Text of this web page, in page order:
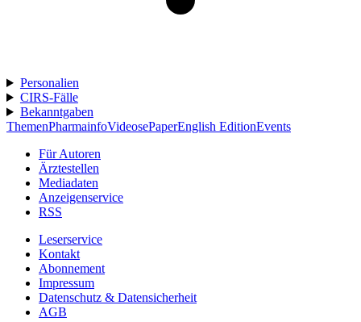
Personalien
CIRS-Fälle
Bekanntgaben
ThemenPharmainfoVideosePaperEnglish EditionEvents
Für Autoren
Ärztestellen
Mediadaten
Anzeigenservice
RSS
Leserservice
Kontakt
Abonnement
Impressum
Datenschutz & Datensicherheit
AGB